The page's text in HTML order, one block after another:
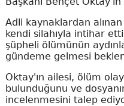
Adli kaynaklardan
kendi silahıyla intihar
şüpheli ölümünün
gündeme gelmesi
Oktay'ın ailesi, ölüm
bulunduğunu ve
incelenmesini talep